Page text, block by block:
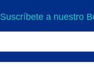
Suscríbete a nuestro